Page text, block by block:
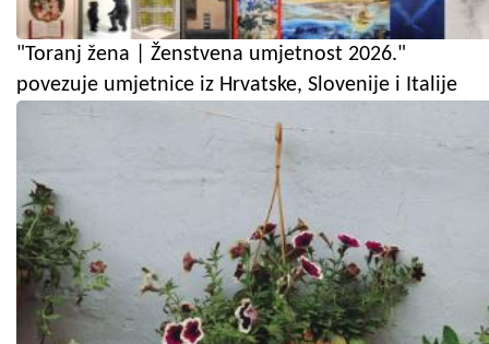
"Toranj žena | Ženstvena umjetnost 2026."
povezuje umjetnice iz Hrvatske, Slovenije i Italije